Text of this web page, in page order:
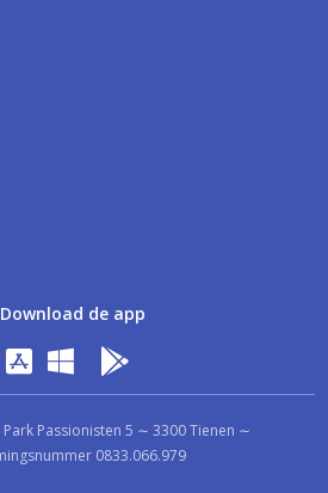
Download de app
Passionisten 5 ∼ 3300 Tienen ∼
0833.066.979